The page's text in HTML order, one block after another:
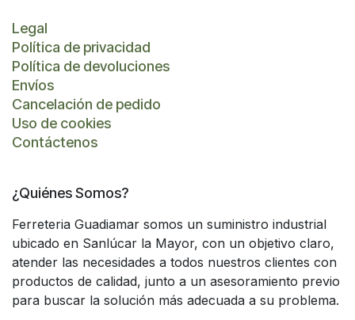
Legal
Política de privacidad
Política de devoluciones
Envíos
Cancelación de pedido
Uso de cookies
Contáctenos
¿Quiénes Somos?
Ferreteria Guadiamar somos un suministro industrial
ubicado en Sanlúcar la Mayor, con un objetivo claro,
atender las necesidades a todos nuestros clientes con
productos de calidad, junto a un asesoramiento previo
para buscar la solución más adecuada a su problema.